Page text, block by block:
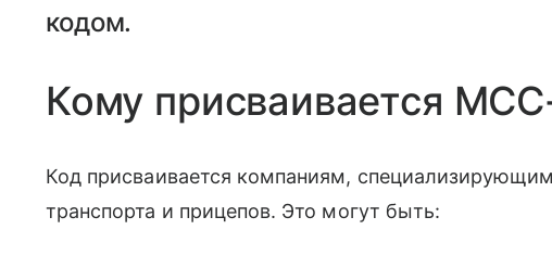
кодом.
Кому присваивается
Код присваивается компаниям,
транспорта и прицепов. Это могут быть: